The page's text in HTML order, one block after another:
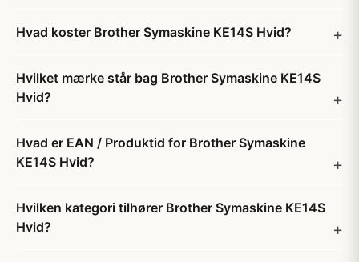
Hvad koster Brother Symaskine KE14S Hvid?
Hvilket mærke står bag Brother Symaskine KE14S
Hvid?
Hvad er EAN / Produktid for Brother Symaskine
KE14S Hvid?
Hvilken kategori tilhører Brother Symaskine KE14S
Hvid?